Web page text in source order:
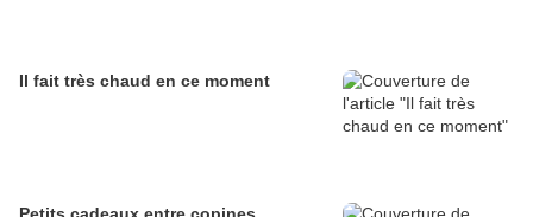
Il fait très chaud en ce moment